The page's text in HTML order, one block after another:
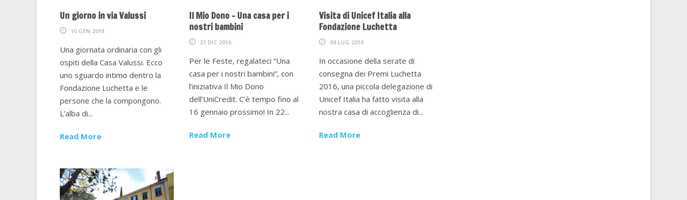
Un giorno in via Valussi
10 GEN 2018
Una giornata ordinaria con gli
ospiti della Casa Valussi. Ecco
uno sguardo intimo dentro la
Fondazione Luchetta e le
persone che la compongono.
L’alba di...
Read More
Il Mio Dono – Una casa per i
nostri bambini
21 DIC 2016
Per le Feste, regalateci “Una
casa per i nostri bambini”, con
l’iniziativa Il Mio Dono
dell’UniCredit. C’è tempo fino al
16 gennaio prossimo! In 22...
Read More
Visita di Unicef Italia alla
Fondazione Luchetta
04 LUG 2016
In occasione della serate di
consegna dei Premi Luchetta
2016, una piccola delegazione di
Unicef Italia ha fatto visita alla
nostra casa di accoglienza di...
Read More